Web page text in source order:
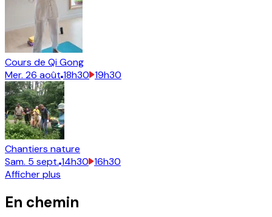
Cours de Qi Gong
Mer. 26 août 18h30 19h30
Chantiers nature
Sam. 5 sept. 14h30 16h30
Afficher plus
En chemin